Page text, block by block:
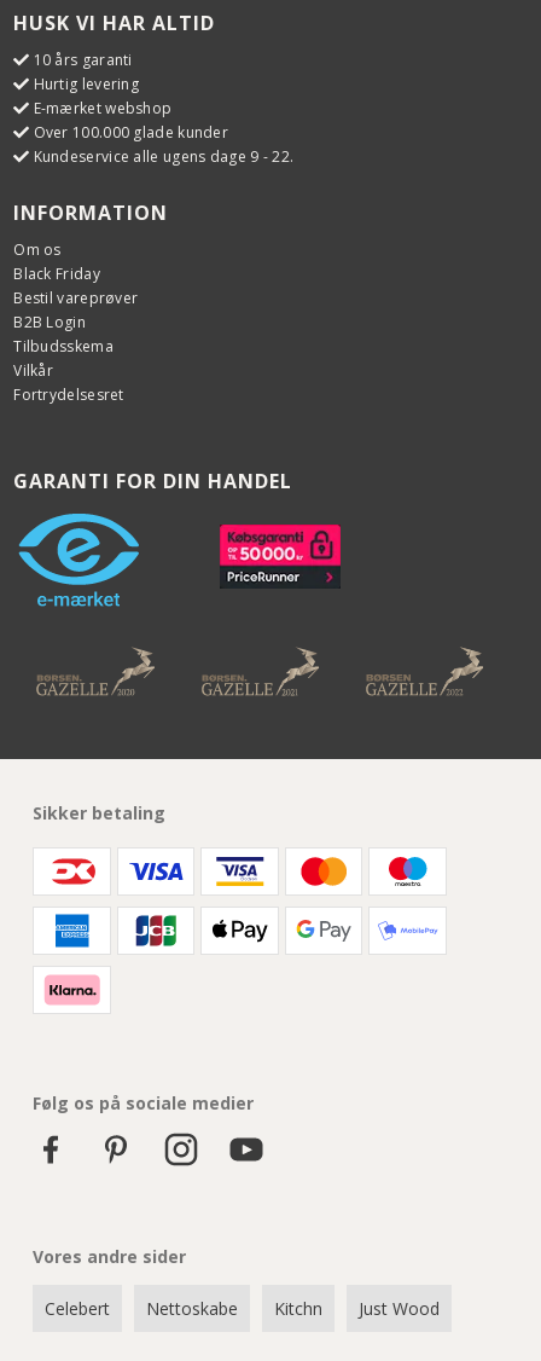
HUSK VI HAR ALTID
10 års garanti
Hurtig levering
E-mærket webshop
Over 100.000 glade kunder
Kundeservice alle ugens dage 9 - 22.
INFORMATION
Om os
Black Friday
Bestil vareprøver
B2B Login
Tilbudsskema
Vilkår
Fortrydelsesret
GARANTI FOR DIN HANDEL
Sikker betaling
Følg os på sociale medier
Vores andre sider
Celebert Nettoskabe Kitchn Just Wood